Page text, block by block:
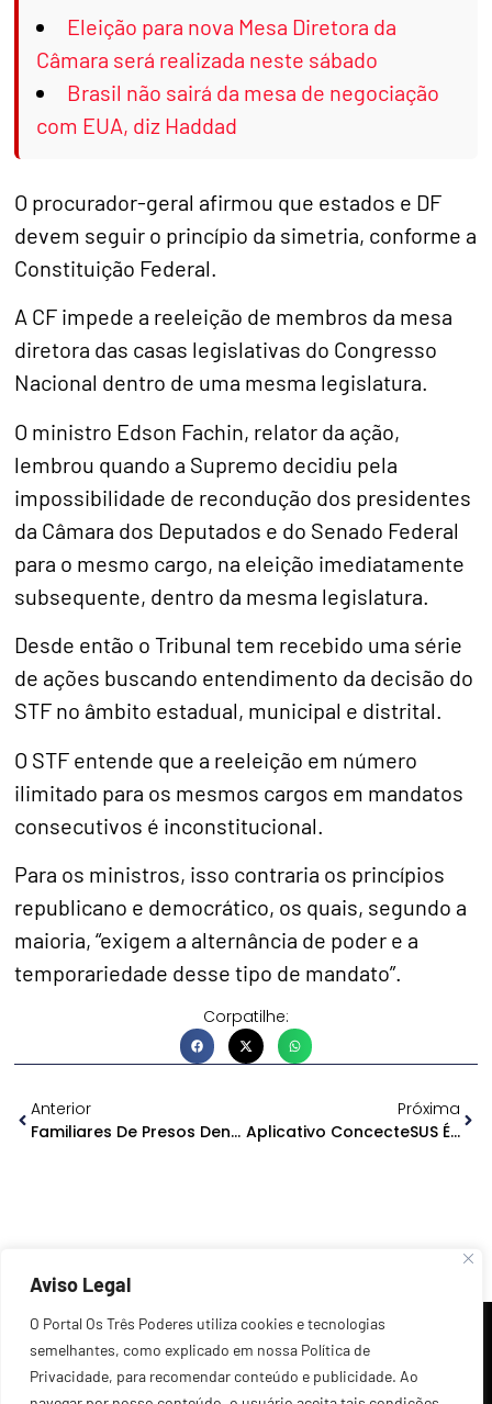
Aviso Legal
O Portal Os Três Poderes utiliza cookies e tecnologias
semelhantes, como explicado em nossa Política de
Privacidade, para recomendar conteúdo e publicidade. Ao
Eleição para nova Mesa Diretora da
Câmara será realizada neste sábado
Brasil não sairá da mesa de negociação
com EUA, diz Haddad
O procurador-geral afirmou que estados e DF
devem seguir o princípio da simetria, conforme a
Constituição Federal.
A CF impede a reeleição de membros da mesa
diretora das casas legislativas do Congresso
Nacional dentro de uma mesma legislatura.
O ministro Edson Fachin, relator da ação,
lembrou quando a Supremo decidiu pela
impossibilidade de recondução dos presidentes
da Câmara dos Deputados e do Senado Federal
para o mesmo cargo, na eleição imediatamente
subsequente, dentro da mesma legislatura.
Desde então o Tribunal tem recebido uma série
de ações buscando entendimento da decisão do
STF no âmbito estadual, municipal e distrital.
O STF entende que a reeleição em número
ilimitado para os mesmos cargos em mandatos
consecutivos é inconstitucional.
Para os ministros, isso contraria os princípios
republicano e democrático, os quais, segundo a
maioria, “exigem a alternância de poder e a
temporariedade desse tipo de mandato”.
Corpatilhe:
Anterior
Familiares De Presos Denunciam Situação Vexatória Em Revista Íntima
Próxima
Aplicativo ConcecteSUS É Restabelecido